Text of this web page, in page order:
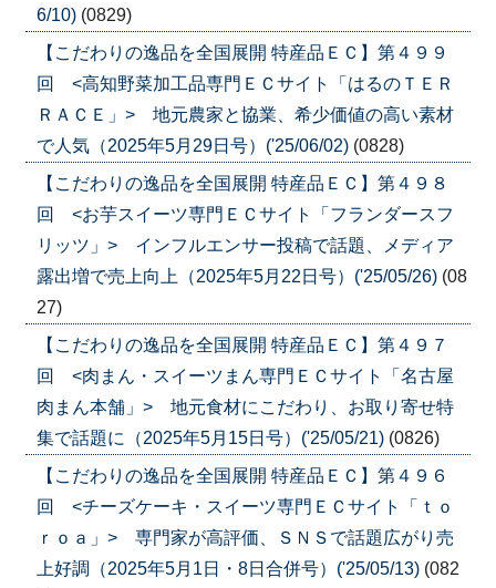
6/10) (0829)
【こだわりの逸品を全国展開 特産品ＥＣ】第４９９
回 <高知野菜加工品専門ＥＣサイト「はるのＴＥＲ
ＲＡＣＥ」> 地元農家と協業、希少価値の高い素材
で人気（2025年5月29日号）('25/06/02) (0828)
【こだわりの逸品を全国展開 特産品ＥＣ】第４９８
回 <お芋スイーツ専門ＥＣサイト「フランダースフ
リッツ」> インフルエンサー投稿で話題、メディア
露出増で売上向上（2025年5月22日号）('25/05/26) (08
27)
【こだわりの逸品を全国展開 特産品ＥＣ】第４９７
回 <肉まん・スイーツまん専門ＥＣサイト「名古屋
肉まん本舗」> 地元食材にこだわり、お取り寄せ特
集で話題に（2025年5月15日号）('25/05/21) (0826)
【こだわりの逸品を全国展開 特産品ＥＣ】第４９６
回 <チーズケーキ・スイーツ専門ＥＣサイト「ｔｏ
ｒｏａ」> 専門家が高評価、ＳＮＳで話題広がり売
上好調（2025年5月1日・8日合併号）('25/05/13) (082